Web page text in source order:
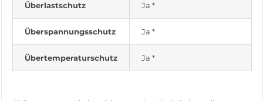
Überlastschutz Ja *
Überspannungsschutz Ja *
Übertemperaturschutz Ja *